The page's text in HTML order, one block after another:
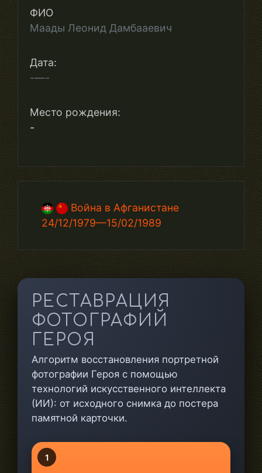
ФИО
Маады Леонид Дамбааевич
Дата:
-—-
Место рождения:
-
Война в Афганистане
24/12/1979—15/02/1989
РЕСТАВРАЦИЯ
ФОТОГРАФИЙ
ГЕРОЯ
Алгоритм восстановления портретной
фотографии Героя с помощью
технологий искусственного интеллекта
(ИИ): от исходного снимка до постера
памятной карточки.
1